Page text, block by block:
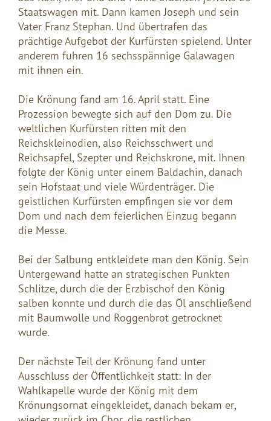
Staatswagen mit. Dann kamen Joseph und sein
Vater Franz Stephan. Und übertrafen das
prächtige Aufgebot der Kurfürsten spielend. Unter
anderem fuhren 16 sechsspännige Galawagen
mit ihnen ein.
Die Krönung fand am 16. April statt. Eine
Prozession bewegte sich auf den Dom zu. Die
weltlichen Kurfürsten ritten mit den
Reichskleinodien, also Reichsschwert und
Reichsapfel, Szepter und Reichskrone, mit. Ihnen
folgte der König unter einem Baldachin, danach
sein Hofstaat und viele Würdenträger. Die
geistlichen Kurfürsten empfingen sie vor dem
Dom und nach dem feierlichen Einzug begann
die Messe.
Bei der Salbung entkleidete man den König. Sein
Untergewand hatte an strategischen Punkten
Schlitze, durch die der Erzbischof den König
salben konnte und durch die das Öl anschließend
mit Baumwolle und Roggenbrot getrocknet
wurde.
Der nächste Teil der Krönung fand unter
Ausschluss der Öffentlichkeit statt: In der
Wahlkapelle wurde der König mit dem
Krönungsornat eingekleidet, danach bekam er,